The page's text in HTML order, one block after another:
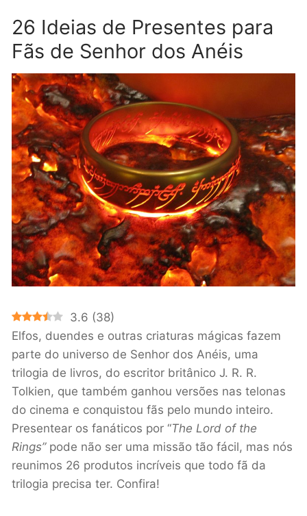
26 Ideias de Presentes para
Fãs de Senhor dos Anéis
3.6 (38)
Elfos, duendes e outras criaturas mágicas fazem
parte do universo de Senhor dos Anéis, uma
trilogia de livros, do escritor britânico J. R. R.
Tolkien, que também ganhou versões nas telonas
do cinema e conquistou fãs pelo mundo inteiro.
Presentear os fanáticos por “The Lord of the
Rings” pode não ser uma missão tão fácil, mas nós
reunimos 26 produtos incríveis que todo fã da
trilogia precisa ter. Confira!